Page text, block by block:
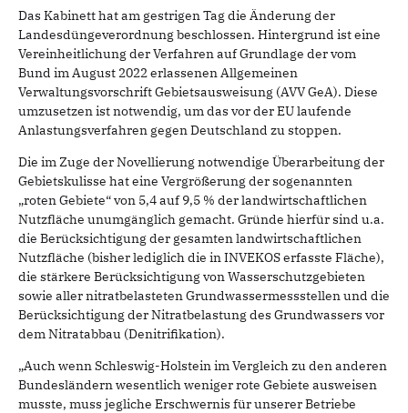
Das Kabinett hat am gestrigen Tag die Änderung der
Landesdüngeverordnung beschlossen. Hintergrund ist eine
Vereinheitlichung der Verfahren auf Grundlage der vom
Bund im August 2022 erlassenen Allgemeinen
Verwaltungsvorschrift Gebietsausweisung (AVV GeA). Diese
umzusetzen ist notwendig, um das vor der EU laufende
Anlastungsverfahren gegen Deutschland zu stoppen.
Die im Zuge der Novellierung notwendige Überarbeitung der
Gebietskulisse hat eine Vergrößerung der sogenannten
„roten Gebiete“ von 5,4 auf 9,5 % der landwirtschaftlichen
Nutzfläche unumgänglich gemacht. Gründe hierfür sind u.a.
die Berücksichtigung der gesamten landwirtschaftlichen
Nutzfläche (bisher lediglich die in INVEKOS erfasste Fläche),
die stärkere Berücksichtigung von Wasserschutzgebieten
sowie aller nitratbelasteten Grundwassermessstellen und die
Berücksichtigung der Nitratbelastung des Grundwassers vor
dem Nitratabbau (Denitrifikation).
„Auch wenn Schleswig-Holstein im Vergleich zu den anderen
Bundesländern wesentlich weniger rote Gebiete ausweisen
musste, muss jegliche Erschwernis für unserer Betriebe